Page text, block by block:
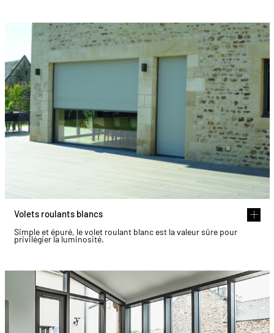
Volets roulants blancs
Simple et épuré, le volet roulant blanc est la valeur sûre pour
privilégier la luminosité.